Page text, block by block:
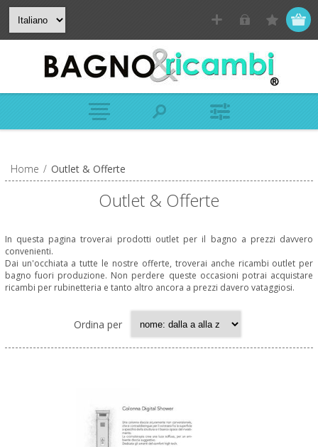
Home / Outlet & Offerte
Outlet & Offerte
In questa pagina troverai prodotti outlet per il bagno a prezzi davvero
convenienti.
Dai un'occhiata a tutte le nostre offerte, troverai anche ricambi outlet per
bagno fuori produzione. Non perdere queste occasioni potrai acquistare
ricambi per rubinetteria e tanto altro ancora a prezzi davero vataggiosi.
Ordina per